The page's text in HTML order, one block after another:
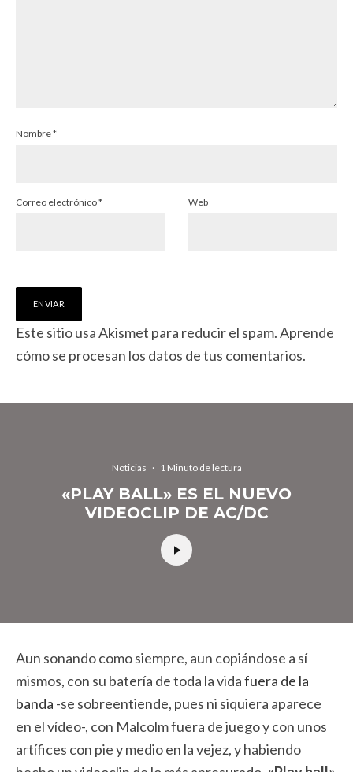
Nombre*
Correo electrónico* Web
Este sitio usa Akismet para reducir el spam.Aprende
cómo se procesan los datos de tus comentarios.
Noticias · 1 Minuto de lectura
«PLAY BALL» ES EL NUEVO
VIDEOCLIP DE AC/DC
Aun sonando como siempre, aun copiándose a sí
mismos, con su batería de toda la vidafuera de la
banda -se sobreentiende, pues ni siquiera aparece
en el vídeo-, con Malcolm fuera de juego y con unos
artífices con pie y medio en la vejez, y habiendo